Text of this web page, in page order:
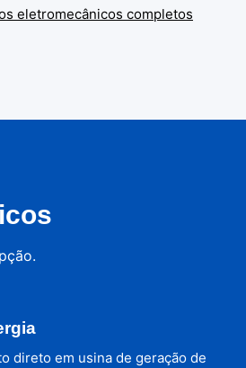
eletromecânicos completos
direto em usina de geração de